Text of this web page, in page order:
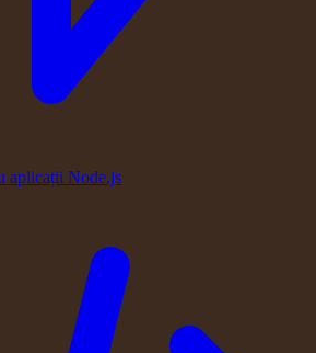
aplicații Node.js